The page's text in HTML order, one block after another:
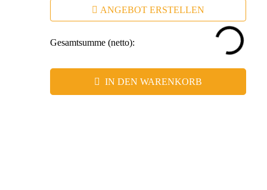
ANGEBOT ERSTELLEN
Gesamtsumme (netto):
IN DEN WARENKORB